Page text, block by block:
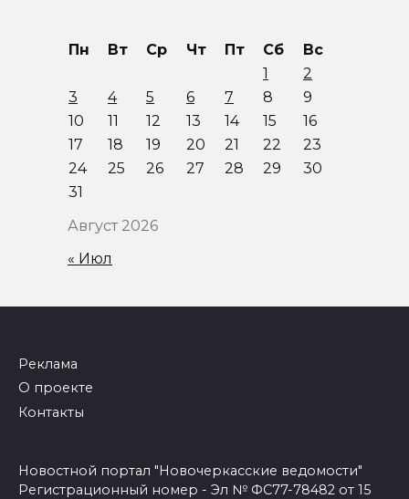
Август 2026
Пн Вт Ср Чт Пт Сб
Вс
1
2
3
4 5 6 7 8
9
10
11 12 13 14 15
16
17
18 19 20 21 22
23
24
25 26 27 28 29
30
31
« Июл
Реклама
О проекте
Контакты
Новостной портал "Новочеркасские ведомости"
Регистрационный номер - Эл № ФС77-78482 от 15